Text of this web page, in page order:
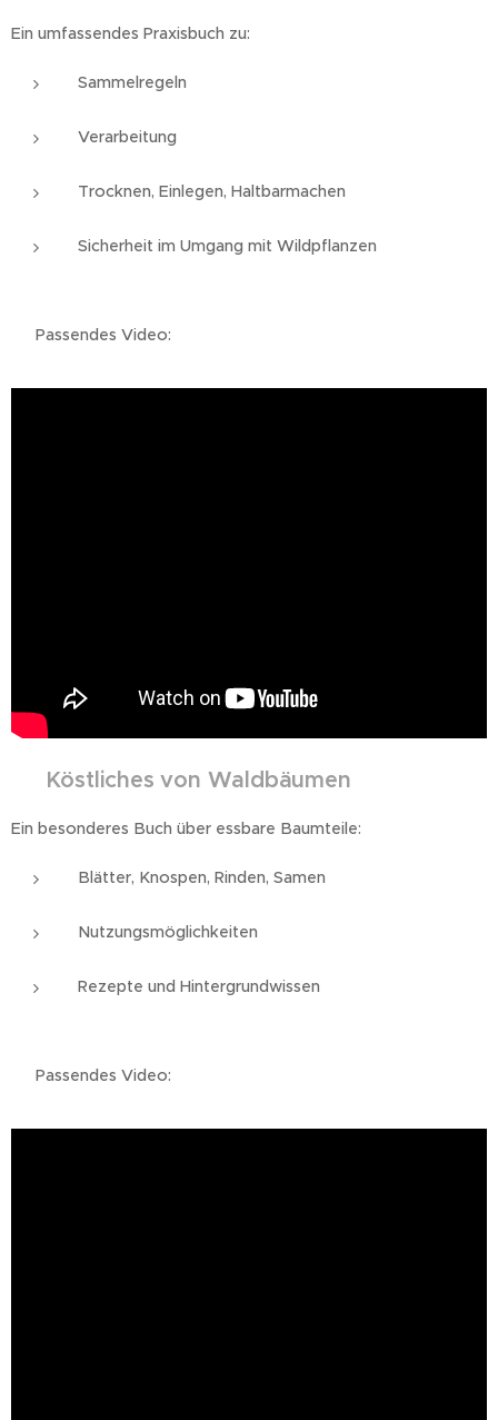
Ein umfassendes Praxisbuch zu:
Sammelregeln
Verarbeitung
Trocknen, Einlegen, Haltbarmachen
Sicherheit im Umgang mit Wildpflanzen
👉 Passendes Video:
Köstliches von Waldbäumen
Ein besonderes Buch über essbare Baumteile:
Blätter, Knospen, Rinden, Samen
Nutzungsmöglichkeiten
Rezepte und Hintergrundwissen
👉 Passendes Video: